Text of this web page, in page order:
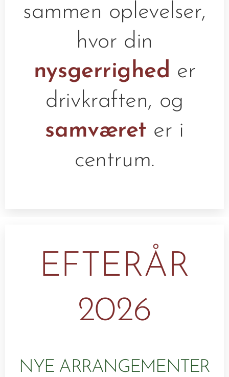
sammen oplevelser,
hvor din
nysgerrighed er
drivkraften, og
samværet er i
centrum.
EFTERÅR
2026
NYE ARRANGEMENTER